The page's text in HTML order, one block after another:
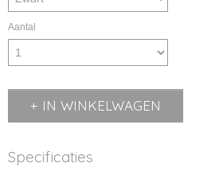
Aantal
IN WINKELWAGEN
Specificaties